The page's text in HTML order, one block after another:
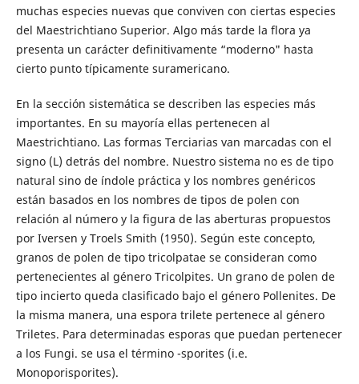
muchas especies nuevas que conviven con ciertas especies
del Maestrichtiano Superior. Algo más tarde la flora ya
presenta un carácter definitivamente “moderno" hasta
cierto punto típicamente suramericano.
En la sección sistemática se describen las especies más
importantes. En su mayoría ellas pertenecen al
Maestrichtiano. Las formas Terciarias van marcadas con el
signo (L) detrás del nombre. Nuestro sistema no es de tipo
natural sino de índole práctica y los nombres genéricos
están basados en los nombres de tipos de polen con
relación al número y la figura de las aberturas propuestos
por Iversen y Troels Smith (1950). Según este concepto,
granos de polen de tipo tricolpatae se consideran como
pertenecientes al género Tricolpites. Un grano de polen de
tipo incierto queda clasificado bajo el género Pollenites. De
la misma manera, una espora trilete pertenece al género
Triletes. Para determinadas esporas que puedan pertenecer
a los Fungi. se usa el término -sporites (i.e.
Monoporisporites).